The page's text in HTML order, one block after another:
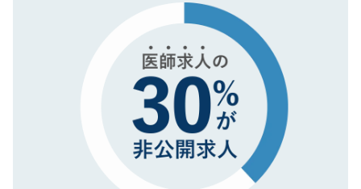
で、機密保持に関してもご安心ください。